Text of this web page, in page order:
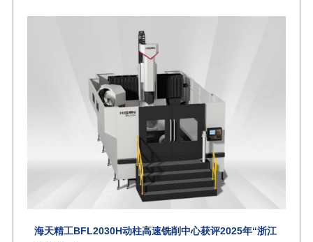
海天精工BFL2030H动柱高速铣削中心获评2025年“浙江